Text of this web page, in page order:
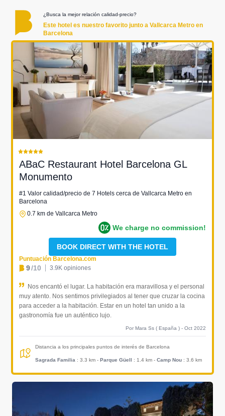
¿Busca la mejor relación calidad-precio?
Este hotel es nuestro favorito junto a Vallcarca Metro en
Barcelona
ABaC Restaurant Hotel Barcelona GL
Monumento
#1 Valor calidad/precio de 7 Hotels cerca de Vallcarca Metro en
Barcelona
0.7 km de Vallcarca Metro
We charge no commission!
BOOK DIRECT WITH THE HOTEL
Puntuación Barcelona.com
9/10 3.9K opiniones
Nos encantó el lugar. La habitación era maravillosa y el personal
muy atento. Nos sentimos privilegiados al tener que cruzar la cocina
para acceder a la habitación. Estar en un hotel tan unido a la
gastronomía fue un auténtico lujo.
Por Mara Ss ( España ) - Oct 2022
Distancia a los principales puntos de interés de Barcelona
Sagrada Familia : 3.3 km - Parque Güell : 1.4 km - Camp Nou : 3.6 km